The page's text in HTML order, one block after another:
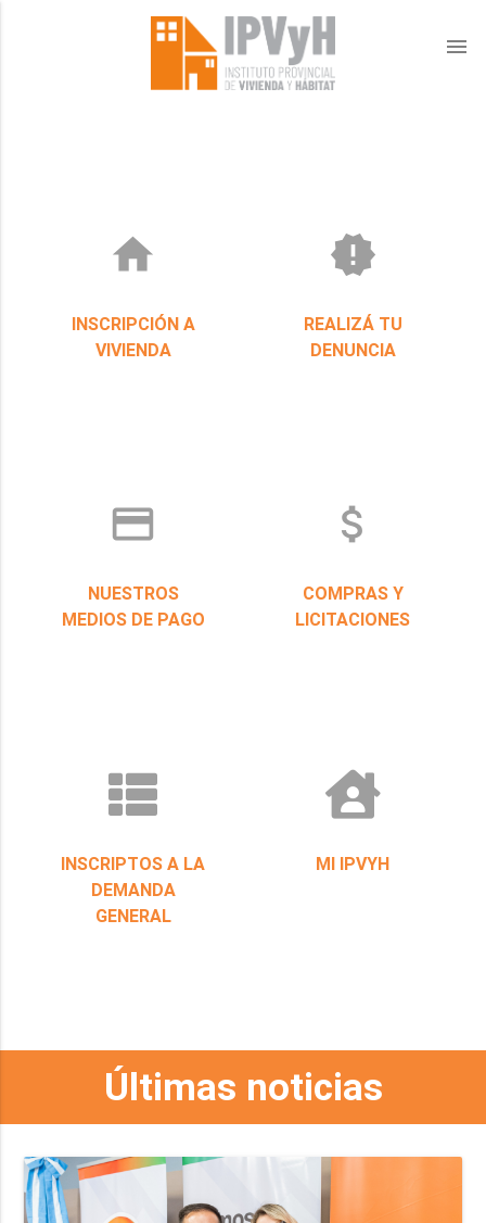
menu
home
INSCRIPCIÓN A
VIVIENDA
new_releases
REALIZÁ TU
DENUNCIA
credit_card
NUESTROS
MEDIOS DE PAGO
attach_money
COMPRAS Y
LICITACIONES
INSCRIPTOS A LA
DEMANDA
GENERAL
MI IPVYH
Últimas noticias